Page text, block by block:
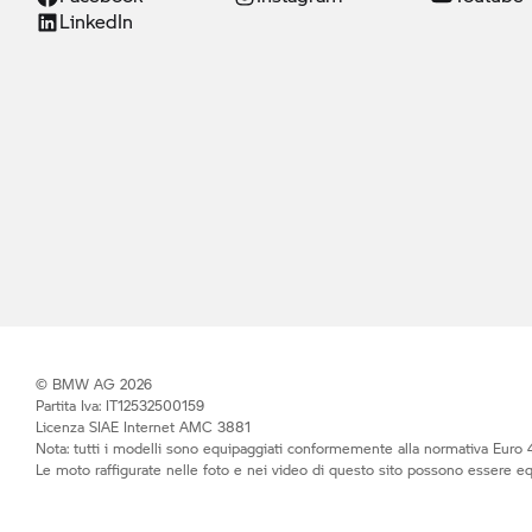
LinkedIn
© BMW AG 2026
Partita Iva: IT12532500159
Licenza SIAE Internet AMC 3881
Nota: tutti i modelli sono equipaggiati conformemente alla normativa Euro
Le moto raffigurate nelle foto e nei video di questo sito possono essere